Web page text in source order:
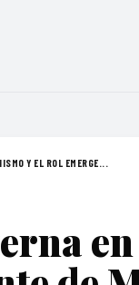
Y EL ROL EMERGE...